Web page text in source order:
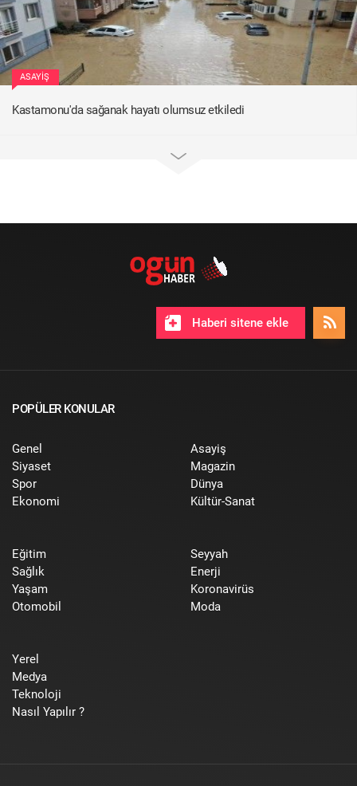
ASAYIŞ
Kastamonu'da sağanak hayatı olumsuz etkiledi
Haberi sitene ekle
POPÜLER KONULAR
Genel
Siyaset
Spor
Ekonomi
Asayiş
Magazin
Dünya
Kültür-Sanat
Eğitim
Sağlık
Yaşam
Otomobil
Seyyah
Enerji
Koronavirüs
Moda
Yerel
Medya
Teknoloji
Nasıl Yapılır ?